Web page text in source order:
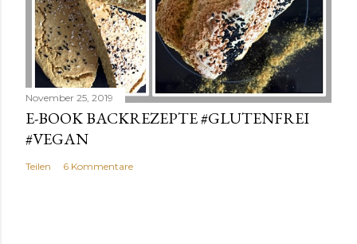
November 25, 2019
E-BOOK BACKREZEPTE #GLUTENFREI
#VEGAN
Teilen 6 Kommentare